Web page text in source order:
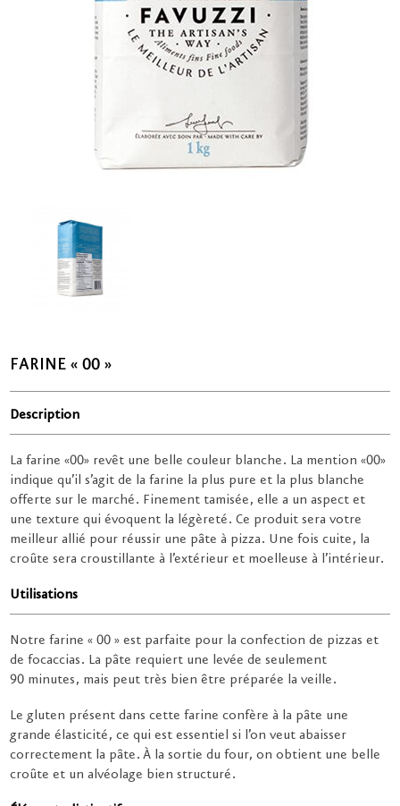
FARINE « 00 »
Description
La farine «00» revêt une belle couleur blanche. La mention «00»
indique qu’il s’agit de la farine la plus pure et la plus blanche
offerte sur le marché. Finement tamisée, elle a un aspect et
une texture qui évoquent la légèreté. Ce produit sera votre
meilleur allié pour réussir une pâte à pizza. Une fois cuite, la
croûte sera croustillante à l’extérieur et moelleuse à l’intérieur.
Utilisations
Notre farine « 00 » est parfaite pour la confection de pizzas et
de focaccias. La pâte requiert une levée de seulement
90 minutes, mais peut très bien être préparée la veille.
Le gluten présent dans cette farine confère à la pâte une
grande élasticité, ce qui est essentiel si l’on veut abaisser
correctement la pâte. À la sortie du four, on obtient une belle
croûte et un alvéolage bien structuré.